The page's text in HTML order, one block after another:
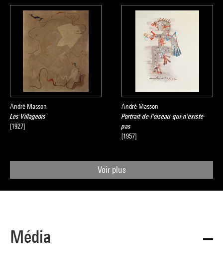
André Masson
Les Villageois
[1927]
André Masson
Portrait-de-l'oiseau-qui-n'existe-
pas
[1957]
Voir plus
Média